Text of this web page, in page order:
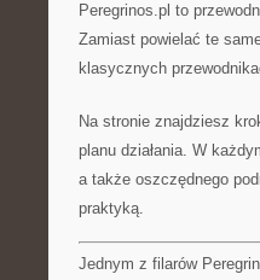
Peregrinos.pl to
Zamiast powielać te
klasycznych
Na stronie znajdziesz
planu działania. W
a także oszczędnego
praktyką.
Jednym z filarów